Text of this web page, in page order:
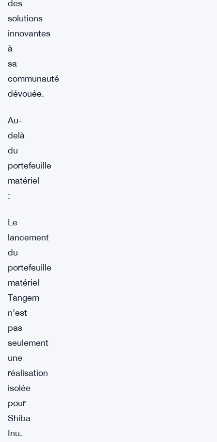
des
solutions
innovantes
à
sa
communauté
dévouée.
Au-
delà
du
portefeuille
matériel
:
Le
lancement
du
portefeuille
matériel
Tangem
n’est
pas
seulement
une
réalisation
isolée
pour
Shiba
Inu.